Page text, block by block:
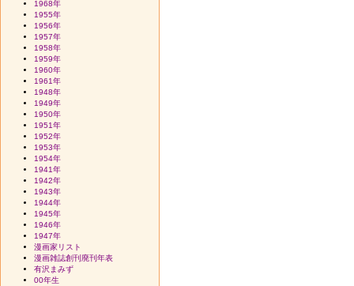
1968年
1955年
1956年
1957年
1958年
1959年
1960年
1961年
1948年
1949年
1950年
1951年
1952年
1953年
1954年
1941年
1942年
1943年
1944年
1945年
1946年
1947年
漫画家リスト
漫画雑誌創刊廃刊年表
有沢まみず
00年生